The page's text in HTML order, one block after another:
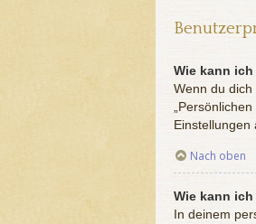
Wie kann
Wenn du
Einstellungen
Nach oben
Wie kann
In deinem